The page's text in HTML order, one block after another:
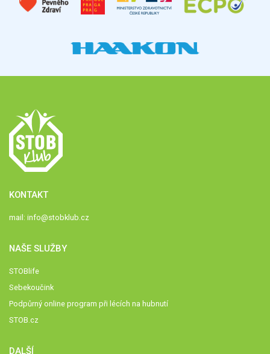
KONTAKT
mail: info@stobklub.cz
NAŠE SLUŽBY
STOBlife
Sebekoučink
Podpůrný online program při lécích na hubnutí
STOB.cz
DALŠÍ